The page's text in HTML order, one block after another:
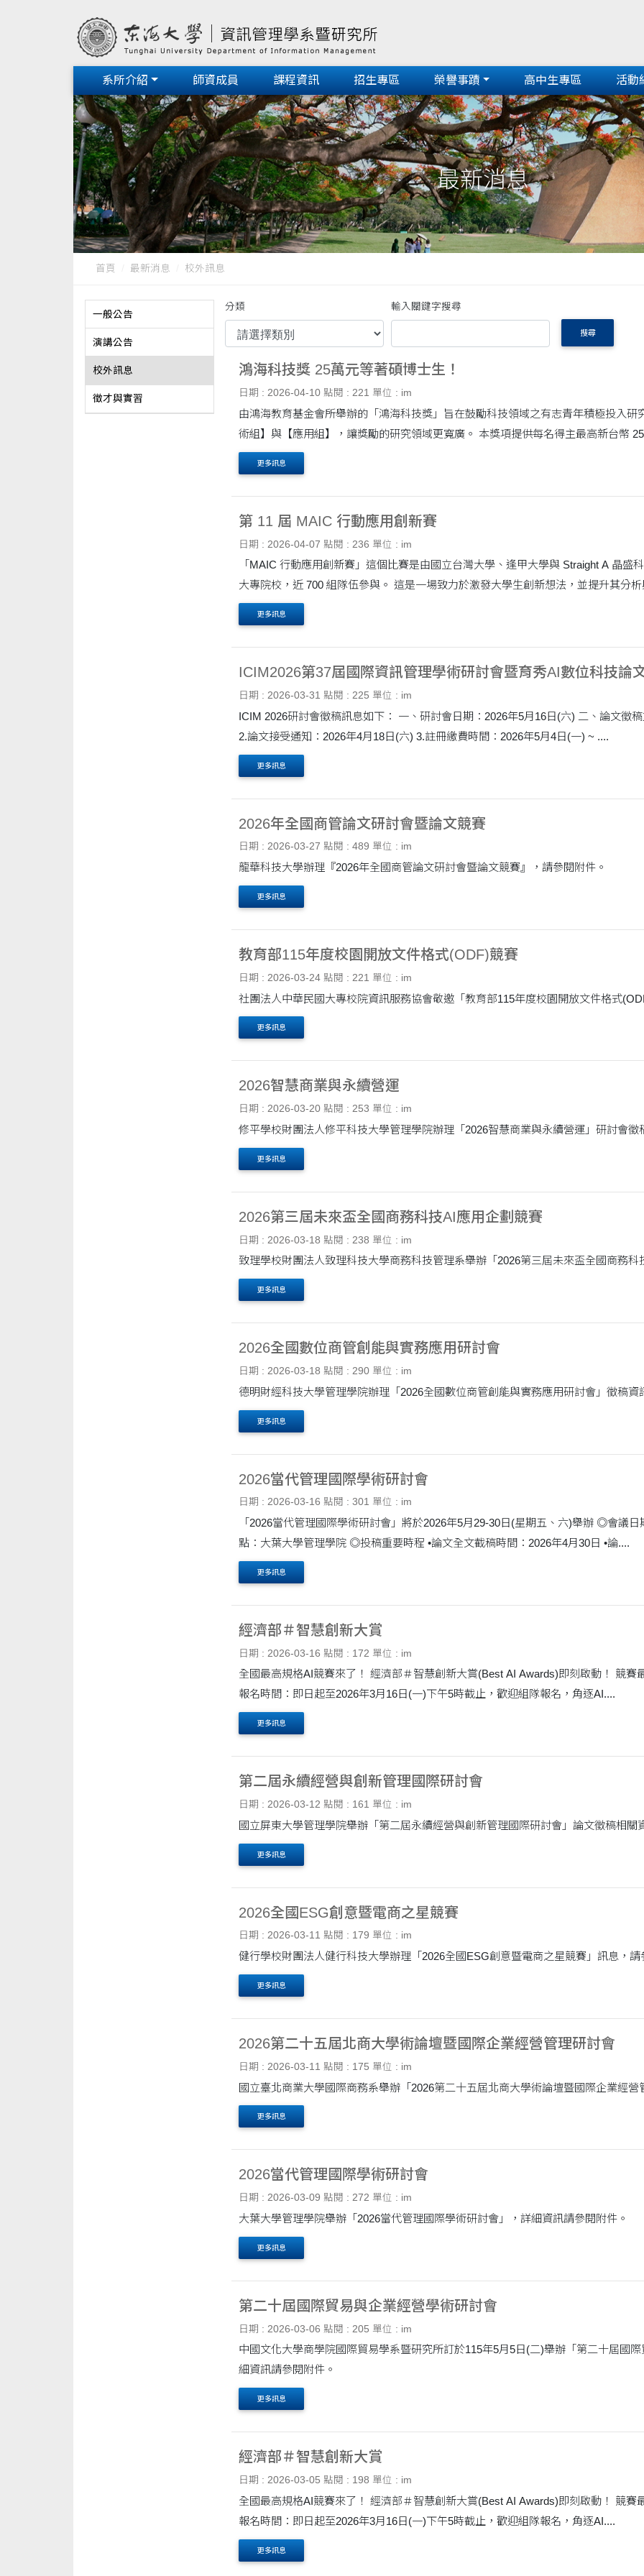
系所介紹 師資成員 課程資訊 招生專區 榮譽事蹟 高中生專區 活動
最新消息
首頁 最新消息 校外訊息
一般公告
演講公告
校外訊息
徵才與實習
分類 輸入關鍵字搜尋
搜尋
鴻海科技獎 25萬元等著碩博士生！
日期 : 2026-04-10 點閱 : 221 單位 : im
由鴻海教育基金會所舉辦的「鴻海科技獎」旨在鼓勵科技領域之有志青年積極投入
術組】與【應用組】，讓獎勵的研究領域更寬廣。 本獎項提供每名得主最高新台幣
更多訊息
第 11 屆 MAIC 行動應用創新賽
日期 : 2026-04-07 點閱 : 236 單位 : im
「MAIC 行動應用創新賽」這個比賽是由國立台灣大學、逢甲大學與 Straight A 晶盛
大專院校，近 700 組隊伍參與。 這是一場致力於激發大學生創新想法，並提升其分
更多訊息
ICIM2026第37屆國際資訊管理學術研討會暨育秀AI數位科技論
日期 : 2026-03-31 點閱 : 225 單位 : im
ICIM 2026研討會徵稿訊息如下： 一、研討會日期：2026年5月16日(六) 二、論文徵稿重要日程： 1.論文截稿日期：2026年3月31日(二)
2.論文接受通知：2026年4月18日(六) 3.註冊繳費時間：2026年5月4日(一) ~ ....
更多訊息
2026年全國商管論文研討會暨論文競賽
日期 : 2026-03-27 點閱 : 489 單位 : im
龍華科技大學辦理『2026年全國商管論文研討會暨論文競賽』，請參閱附件。
更多訊息
教育部115年度校園開放文件格式(ODF)競賽
日期 : 2026-03-24 點閱 : 221 單位 : im
社團法人中華民國大專校院資訊服務協會敬邀「教育部115年度校園開放文件格式
更多訊息
2026智慧商業與永續營運
日期 : 2026-03-20 點閱 : 253 單位 : im
修平學校財團法人修平科技大學管理學院辦理「2026智慧商業與永續營運」研討會徵
更多訊息
2026第三屆未來盃全國商務科技AI應用企劃競賽
日期 : 2026-03-18 點閱 : 238 單位 : im
致理學校財團法人致理科技大學商務科技管理系舉辦「2026第三屆未來盃全國商務
更多訊息
2026全國數位商管創能與實務應用研討會
日期 : 2026-03-18 點閱 : 290 單位 : im
更多訊息
2026當代管理國際學術研討會
日期 : 2026-03-16 點閱 : 301 單位 : im
「2026當代管理國際學術研討會」將於2026年5月29-30日(星期五、六)舉辦 ◎會議日期：2026年5月29-30日(星期五、六) ◎會議地
點：大葉大學管理學院 ◎投稿重要時程 •論文全文截稿時間：2026年4月30日 •論....
更多訊息
經濟部＃智慧創新大賞
日期 : 2026-03-16 點閱 : 172 單位 : im
全國最高規格AI競賽來了！ 經濟部＃智慧創新大賞(Best AI Awards)即刻啟動！ 競賽最高獎金：100萬 (企業及國際組)、30萬(學生組)
報名時間：即日起至2026年3月16日(一)下午5時截止，歡迎組隊報名，角逐AI....
更多訊息
第二屆永續經營與創新管理國際研討會
日期 : 2026-03-12 點閱 : 161 單位 : im
更多訊息
2026全國ESG創意暨電商之星競賽
日期 : 2026-03-11 點閱 : 179 單位 : im
健行學校財團法人健行科技大學辦理「2026全國ESG創意暨電商之星競賽」訊息，請
更多訊息
2026第二十五屆北商大學術論壇暨國際企業經營管理研討會
日期 : 2026-03-11 點閱 : 175 單位 : im
更多訊息
2026當代管理國際學術研討會
日期 : 2026-03-09 點閱 : 272 單位 : im
大葉大學管理學院舉辦「2026當代管理國際學術研討會」，詳細資訊請參閱附件。
更多訊息
第二十屆國際貿易與企業經營學術研討會
日期 : 2026-03-06 點閱 : 205 單位 : im
中國文化大學商學院國際貿易學系暨研究所訂於115年5月5日(二)舉辦「第二十屆國
細資訊請參閱附件。
更多訊息
經濟部＃智慧創新大賞
日期 : 2026-03-05 點閱 : 198 單位 : im
全國最高規格AI競賽來了！ 經濟部＃智慧創新大賞(Best AI Awards)即刻啟動！ 競賽最高獎金：100萬 (企業及國際組)、30萬(學生組)
報名時間：即日起至2026年3月16日(一)下午5時截止，歡迎組隊報名，角逐AI....
更多訊息